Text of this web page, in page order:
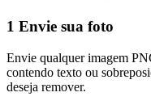
1 Envie sua foto
Envie qualquer imagem
contendo texto ou
deseja remover.